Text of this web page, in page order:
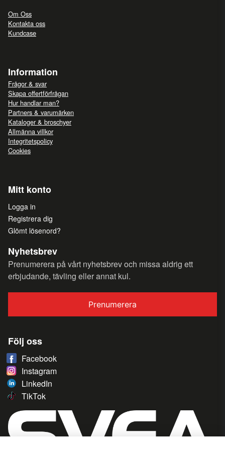
Om Oss
Kontakta oss
Kundcase
Information
Frågor & svar
Skapa offertförfrågan
Hur handlar man?
Partners & varumärken
Kataloger & broschyer
Allmänna villkor
Integritetspolicy
Cookies
Mitt konto
Logga in
Registrera dig
Glömt lösenord?
Nyhetsbrev
Prenumerera på vårt nyhetsbrev och missa aldrig ett
erbjudande, tävling eller annat kul.
Prenumerera
Följ oss
Facebook
Instagram
LinkedIn
TikTok